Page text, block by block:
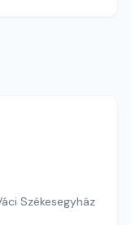
Székesegyház